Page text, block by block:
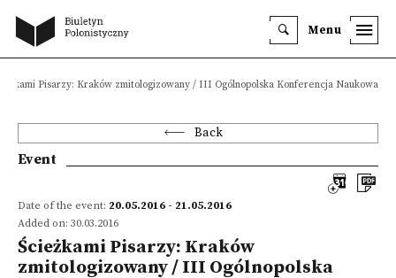
Menu
Pisarzy: Kraków zmitologizowany / III Ogólnopolska Konferencja Naukowa
Back
Event
Date of the event: 20.05.2016 - 21.05.2016
Added on: 30.03.2016
Ścieżkami Pisarzy: Kraków
zmitologizowany / III Ogólnopolska